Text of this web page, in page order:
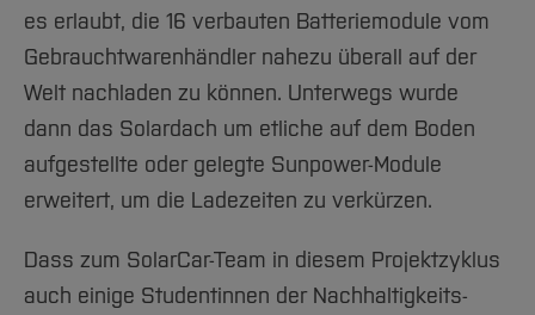
es erlaubt, die 16 verbauten Batteriemodule vom
Gebrauchtwarenhändler nahezu überall auf der
Welt nachladen zu können. Unterwegs wurde
dann das Solardach um etliche auf dem Boden
aufgestellte oder gelegte Sunpower-Module
erweitert, um die Ladezeiten zu verkürzen.
Dass zum SolarCar-Team in diesem Projektzyklus
auch einige Studentinnen der Nachhaltigkeits-